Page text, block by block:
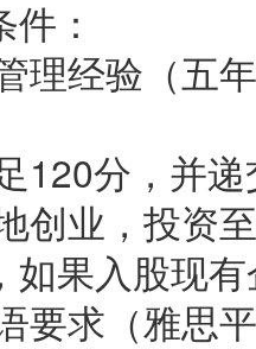
：
理经验（五
120分，并
创业，投资
如果入股现
要求（雅思